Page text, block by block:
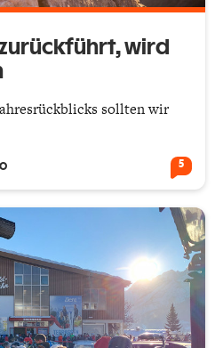
zurückführt, wird
sollten wir
5